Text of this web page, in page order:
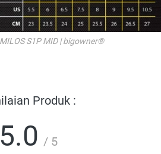
MILOS S1P MID | bigowner®
Produk :
5.0 / 5